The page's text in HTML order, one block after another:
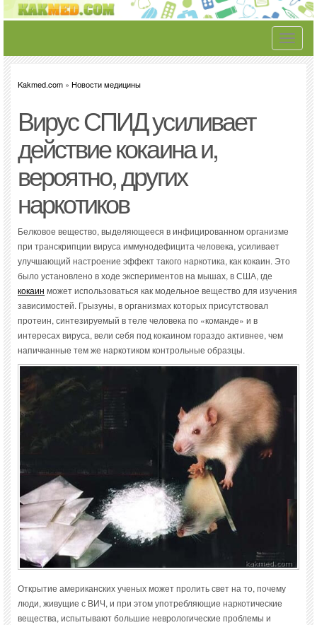
Toggle
Kakmed.com » Новости медицины
Вирус СПИД усиливает
действие кокаина и,
вероятно, других
наркотиков
Белковое вещество, выделяющееся в инфицированном организме
при транскрипции вируса иммунодефицита человека, усиливает
улучшающий настроение эффект такого наркотика, как кокаин. Это
было установлено в ходе экспериментов на мышах, в США, где
кокаин может использоваться как модельное вещество для изучения
зависимостей. Грызуны, в организмах которых присутствовал
протеин, синтезируемый в теле человека по «команде» и в
интересах вируса, вели себя под кокаином гораздо активнее, чем
напичканные тем же наркотиком контрольные образцы.
Открытие американских ученых может пролить свет на то, почему
люди, живущие с ВИЧ, и при этом употребляющие наркотические
вещества, испытывают большие неврологические проблемы и